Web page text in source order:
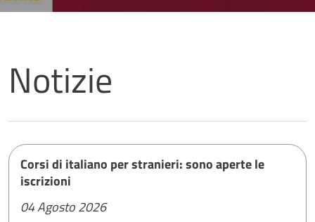
Università degli studi di Napoli
Notizie
Corsi di italiano per stranieri: sono aperte le
iscrizioni
04 Agosto 2026